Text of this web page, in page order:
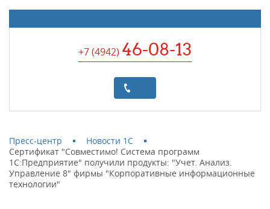
+7 (4942) 46-08-13
Пресс-центр
Новости 1С
Сертификат "Совместимо! Система программ
1С:Предприятие" получили продукты: "Учет. Анализ.
Управление 8" фирмы "Корпоративные информационные
технологии"